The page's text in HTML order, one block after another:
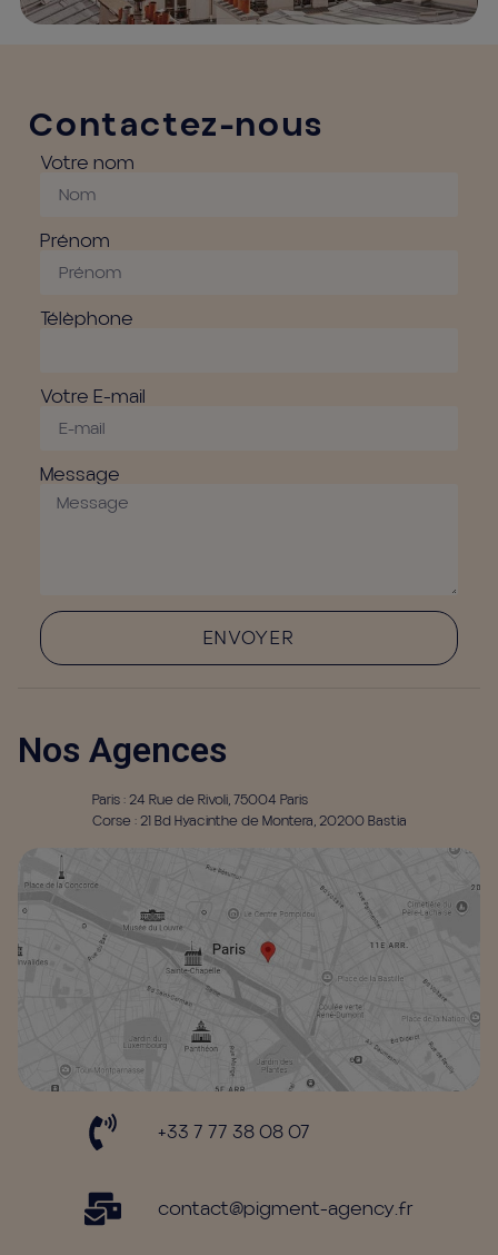
Contactez-nous
Votre nom
Prénom
Télèphone
Votre E-mail
Message
ENVOYER
Nos Agences
Paris : 24 Rue de Rivoli, 75004 Paris
Corse : 21 Bd Hyacinthe de Montera, 20200 Bastia
+33 7 77 38 08 07
contact@pigment-agency.fr